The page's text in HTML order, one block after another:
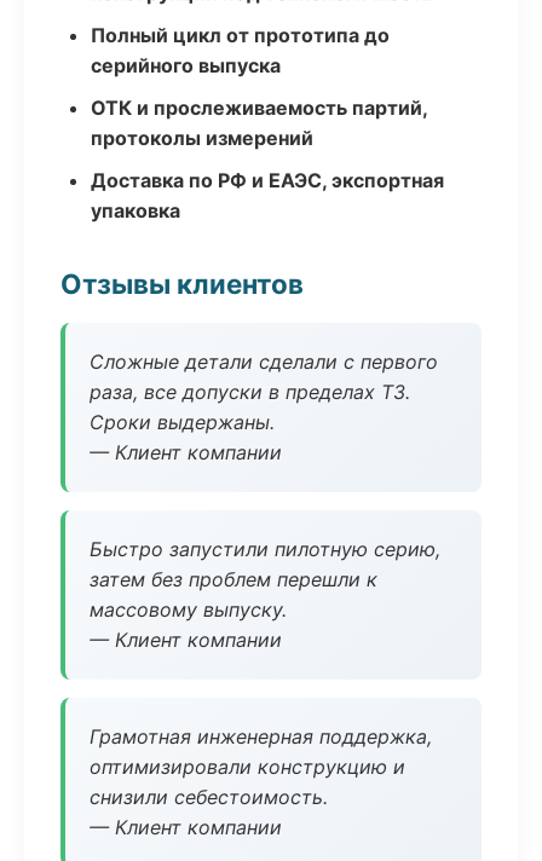
Полный цикл от прототипа до
серийного выпуска
ОТК и прослеживаемость партий,
протоколы измерений
Доставка по РФ и ЕАЭС, экспортная
упаковка
Отзывы клиентов
Сложные детали сделали с первого
раза, все допуски в пределах ТЗ.
Сроки выдержаны.
— Клиент компании
Быстро запустили пилотную серию,
затем без проблем перешли к
массовому выпуску.
— Клиент компании
Грамотная инженерная поддержка,
оптимизировали конструкцию и
снизили себестоимость.
— Клиент компании